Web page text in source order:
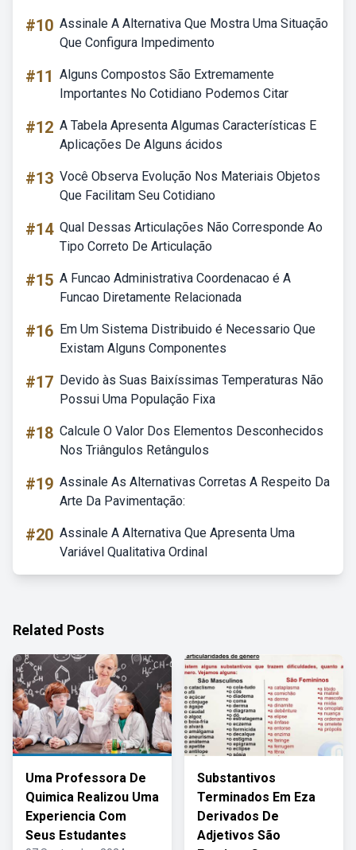
#10 Assinale A Alternativa Que Mostra Uma Situação
Que Configura Impedimento
#11 Alguns Compostos São Extremamente
Importantes No Cotidiano Podemos Citar
#12 A Tabela Apresenta Algumas Características E
Aplicações De Alguns ácidos
#13 Você Observa Evolução Nos Materiais Objetos
Que Facilitam Seu Cotidiano
#14 Qual Dessas Articulações Não Corresponde Ao
Tipo Correto De Articulação
#15 A Funcao Administrativa Coordenacao é A
Funcao Diretamente Relacionada
#16 Em Um Sistema Distribuido é Necessario Que
Existam Alguns Componentes
#17 Devido às Suas Baixíssimas Temperaturas Não
Possui Uma População Fixa
#18 Calcule O Valor Dos Elementos Desconhecidos
Nos Triângulos Retângulos
#19 Assinale As Alternativas Corretas A Respeito Da
Arte Da Pavimentação:
#20 Assinale A Alternativa Que Apresenta Uma
Variável Qualitativa Ordinal
Related Posts
Uma Professora De
Quimica Realizou Uma
Experiencia Com
Seus Estudantes
Substantivos
Terminados Em Eza
Derivados De
Adjetivos São